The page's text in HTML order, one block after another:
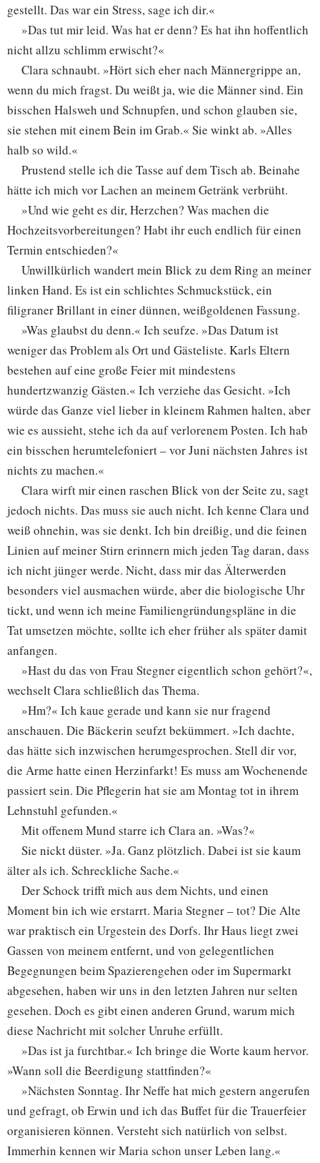
gestellt. Das war ein Stress, sage ich dir.«
»Das tut mir leid. Was hat er denn? Es hat ihn hoffentlich
nicht allzu schlimm erwischt?«
Clara schnaubt. »Hört sich eher nach Männergrippe an,
wenn du mich fragst. Du weißt ja, wie die Männer sind. Ein
bisschen Halsweh und Schnupfen, und schon glauben sie,
sie stehen mit einem Bein im Grab.« Sie winkt ab. »Alles
halb so wild.«
Prustend stelle ich die Tasse auf dem Tisch ab. Beinahe
hätte ich mich vor Lachen an meinem Getränk verbrüht.
»Und wie geht es dir, Herzchen? Was machen die
Hochzeitsvorbereitungen? Habt ihr euch endlich für einen
Termin entschieden?«
Unwillkürlich wandert mein Blick zu dem Ring an meiner
linken Hand. Es ist ein schlichtes Schmuckstück, ein
filigraner Brillant in einer dünnen, weißgoldenen Fassung.
»Was glaubst du denn.« Ich seufze. »Das Datum ist
weniger das Problem als Ort und Gästeliste. Karls Eltern
bestehen auf eine große Feier mit mindestens
hundertzwanzig Gästen.« Ich verziehe das Gesicht. »Ich
würde das Ganze viel lieber in kleinem Rahmen halten, aber
wie es aussieht, stehe ich da auf verlorenem Posten. Ich hab
ein bisschen herumtelefoniert – vor Juni nächsten Jahres ist
nichts zu machen.«
Clara wirft mir einen raschen Blick von der Seite zu, sagt
jedoch nichts. Das muss sie auch nicht. Ich kenne Clara und
weiß ohnehin, was sie denkt. Ich bin dreißig, und die feinen
Linien auf meiner Stirn erinnern mich jeden Tag daran, dass
ich nicht jünger werde. Nicht, dass mir das Älterwerden
besonders viel ausmachen würde, aber die biologische Uhr
tickt, und wenn ich meine Familiengründungspläne in die
Tat umsetzen möchte, sollte ich eher früher als später damit
anfangen.
»Hast du das von Frau Stegner eigentlich schon gehört?«,
wechselt Clara schließlich das Thema.
»Hm?« Ich kaue gerade und kann sie nur fragend
anschauen. Die Bäckerin seufzt bekümmert. »Ich dachte,
das hätte sich inzwischen herumgesprochen. Stell dir vor,
die Arme hatte einen Herzinfarkt! Es muss am Wochenende
passiert sein. Die Pflegerin hat sie am Montag tot in ihrem
Lehnstuhl gefunden.«
Mit offenem Mund starre ich Clara an. »Was?«
Sie nickt düster. »Ja. Ganz plötzlich. Dabei ist sie kaum
älter als ich. Schreckliche Sache.«
Der Schock trifft mich aus dem Nichts, und einen
Moment bin ich wie erstarrt. Maria Stegner – tot? Die Alte
war praktisch ein Urgestein des Dorfs. Ihr Haus liegt zwei
Gassen von meinem entfernt, und von gelegentlichen
Begegnungen beim Spazierengehen oder im Supermarkt
abgesehen, haben wir uns in den letzten Jahren nur selten
gesehen. Doch es gibt einen anderen Grund, warum mich
diese Nachricht mit solcher Unruhe erfüllt.
»Das ist ja furchtbar.« Ich bringe die Worte kaum hervor.
»Wann soll die Beerdigung stattfinden?«
»Nächsten Sonntag. Ihr Neffe hat mich gestern angerufen
und gefragt, ob Erwin und ich das Buffet für die Trauerfeier
organisieren können. Versteht sich natürlich von selbst.
Immerhin kennen wir Maria schon unser Leben lang.«